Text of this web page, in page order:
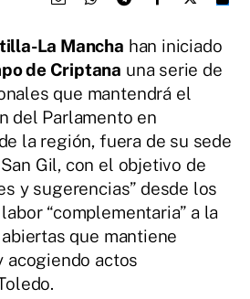
La Mancha han iniciado
de Criptana una serie de
que mantendrá el
del Parlamento en
la región, fuera de su sede
Gil, con el objetivo de
y sugerencias” desde los
“complementaria” a la
que mantiene
acogiendo actos